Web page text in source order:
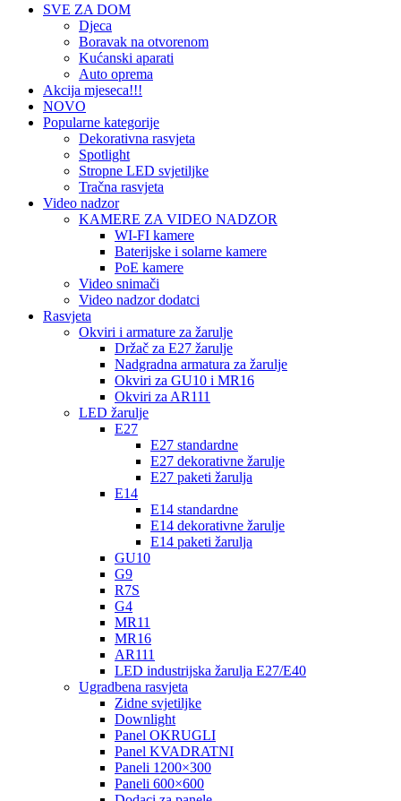
SVE ZA DOM
Djeca
Boravak na otvorenom
Kućanski aparati
Auto oprema
Akcija mjeseca!!!
NOVO
Popularne kategorije
Dekorativna rasvjeta
Spotlight
Stropne LED svjetiljke
Tračna rasvjeta
Video nadzor
KAMERE ZA VIDEO NADZOR
WI-FI kamere
Baterijske i solarne kamere
PoE kamere
Video snimači
Video nadzor dodatci
Rasvjeta
Okviri i armature za žarulje
Držač za E27 žarulje
Nadgradna armatura za žarulje
Okviri za GU10 i MR16
Okviri za AR111
LED žarulje
E27
E27 standardne
E27 dekorativne žarulje
E27 paketi žarulja
E14
E14 standardne
E14 dekorativne žarulje
E14 paketi žarulja
GU10
G9
R7S
G4
MR11
MR16
AR111
LED industrijska žarulja E27/E40
Ugradbena rasvjeta
Zidne svjetiljke
Downlight
Panel OKRUGLI
Panel KVADRATNI
Paneli 1200×300
Paneli 600×600